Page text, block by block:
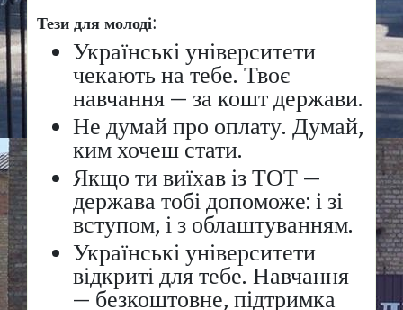
Тези для молоді:
Українські університети
чекають на тебе. Твоє
навчання — за кошт держави.
Не думай про оплату. Думай,
ким хочеш стати.
Якщо ти виїхав із ТОТ —
держава тобі допоможе: і зі
вступом, і з облаштуванням.
Українські університети
відкриті для тебе. Навчання
— безкоштовне, підтримка